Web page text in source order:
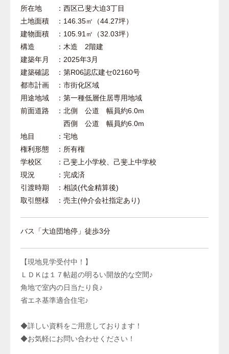
所在地 ：西区己斐大迫3丁目
土地面積 ：146.35㎡（44.27坪）
建物面積 ：105.91㎡（32.03坪）
構造 ：木造 2階建
建築年月 ：2025年3月
建築確認 ：第R06認広建セ02160号
都市計画 ：市街化区域
用途地域 ：第一種低層住居専用地域
前面道路 ：北側 公道 幅員約6.0m
西側 公道 幅員約6.0m
地目 ：宅地
権利形態 ：所有権
学校区 ：己斐上小学校、己斐上中学校
現況 ：完成済
引渡時期 ：相談(代金精算後)
取引態様 ：売主(仲介会社指定あり)
バス「大迫団地停」徒歩3分
【現地見学受付中！】
ＬＤＫは１７帖超の明るい開放的な空間♪
角地で室内の日当たり良♪
省エネ基準適合住宅♪
◆詳しい資料をご用意しております！
◆お気軽にお問い合わせください！